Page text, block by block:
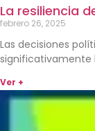
La resiliencia
febrero 26, 2025
Las decisiones
significativamente
Ver +